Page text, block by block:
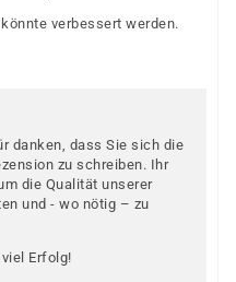
verbessert werden.
danken, dass Sie sich die
zu schreiben. Ihr
die Qualität unserer
und - wo nötig – zu
Erfolg!